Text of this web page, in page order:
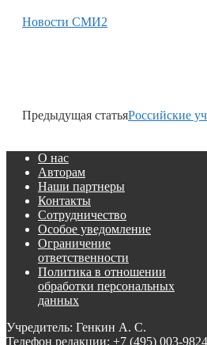
Новости СМИ2
Предыдущая статьяРоссийские
О нас
Авторам
Наши партнеры
Контакты
Сотрудничество
Особое уведомление
Ограничение
ответственности
Политика в отношении
обработки персональных
данных
Учредитель: Генкин А. С.
Телефон редакции: +7 (495) 003-9824